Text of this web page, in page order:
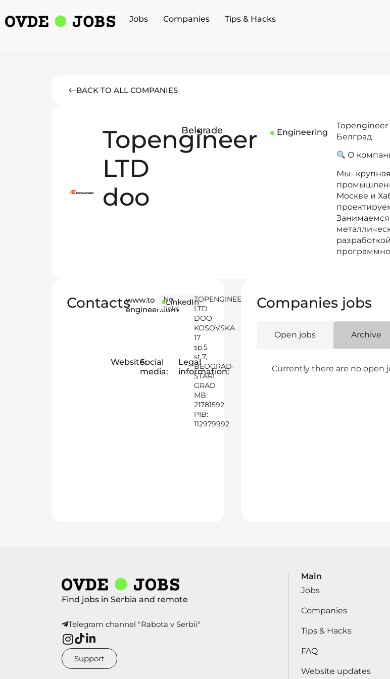
Jobs Companies Tips & Hacks
BACK TO ALL COMPANIES
Topengineer
LTD
doo
Belgrade Engineering
Topengineer
Белград
О
Мы-
Москве и
Contacts
Website:
www.top-
engineer.com
Social
media:
LinkedIn
No
links
Legal
information:
TOPENGINEER
LTD
DOO
KOSOVSKA
17
sp.5
st.7,
BEOGRAD-
STARI
GRAD
MB:
21781592
PIB:
112979992
Companies jobs
Open jobs Archive
Currently there are no open
Find jobs in Serbia and remote
Telegram channel "Rabota v Serbii"
Support
Main
Jobs
Companies
Tips & Hacks
FAQ
Website updates